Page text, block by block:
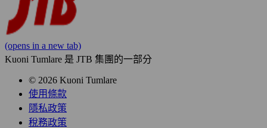
(opens in a new tab)
Kuoni Tumlare 是 JTB 集團的一部分
© 2026 Kuoni Tumlare
使用條款
隱私政策
稅務政策